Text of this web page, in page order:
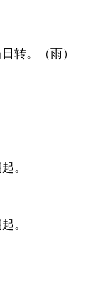
转。（雨）
。
。